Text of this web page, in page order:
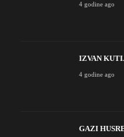
4 godine ago
IZVAN
4 godine ago
GAZI